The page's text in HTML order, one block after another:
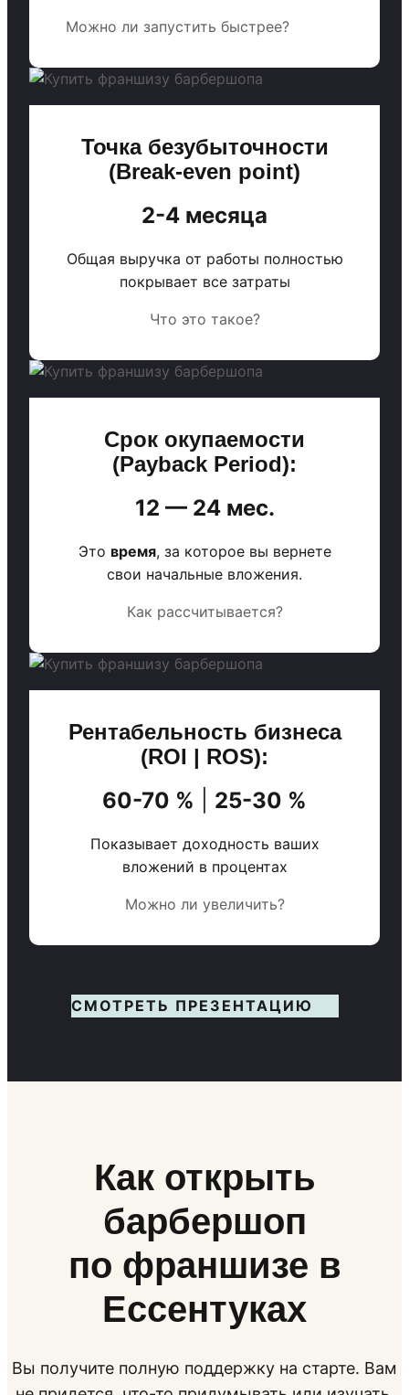
Можно ли запустить быстрее?
Точка безубыточности
(Break-even point)
2-4 месяца
Общая выручка от работы полностью
покрывает все затраты
Что это такое?
Срок окупаемости
(Payback Period):
12 — 24 мес.
Это время, за которое вы вернете
свои начальные вложения.
Как рассчитывается?
Рентабельность бизнеса
(ROI | ROS):
60-70 % 25-30 %
Показывает доходность ваших
вложений в процентах
Можно ли увеличить?
СМОТРЕТЬ ПРЕЗЕНТАЦИЮ
Как открыть
барбершоп
по франшизе в
Ессентуках
Вы получите полную поддержку на старте. Вам